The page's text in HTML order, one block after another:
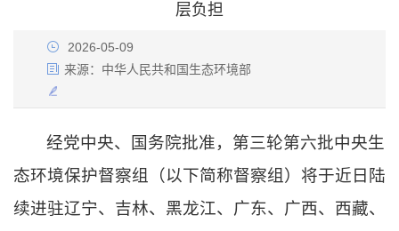
层负担
2026-05-09
来源： 中华人民共和国生态环境部
经党中央、国务院批准，第三轮第六批中央生
态环境保护督察组（以下简称督察组）将于近日陆
续进驻辽宁、吉林、黑龙江、广东、广西、西藏、